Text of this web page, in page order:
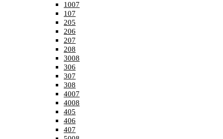
1007
107
205
206
207
208
3008
306
307
308
4007
4008
405
406
407